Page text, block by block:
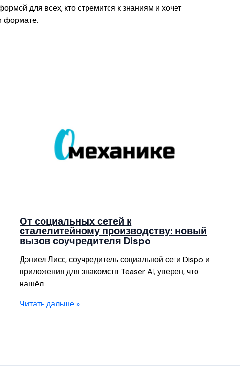
для всех, кто стремится к знаниям и хочет
формате.
От социальных сетей к
сталелитейному производству: новый
вызов соучредителя Dispo
Дэниел Лисс, соучредитель социальной сети Dispo и
приложения для знакомств Teaser AI, уверен, что
нашёл…
Читать дальше »